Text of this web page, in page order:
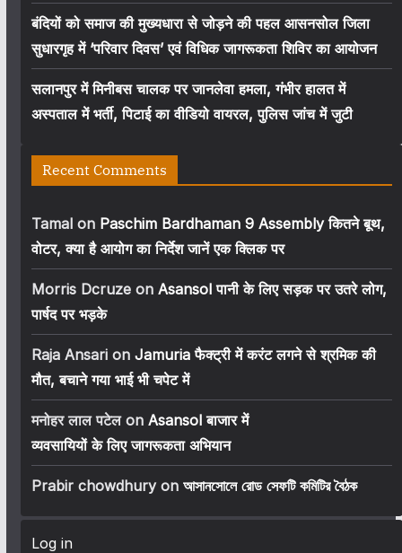
बंदियों को समाज की मुख्यधारा से जोड़ने की पहल आसनसोल जिला
सुधारगृह में ‘परिवार दिवस’ एवं विधिक जागरूकता शिविर का आयोजन
सलानपुर में मिनीबस चालक पर जानलेवा हमला, गंभीर हालत में
अस्पताल में भर्ती, पिटाई का वीडियो वायरल, पुलिस जांच में जुटी
Recent Comments
Tamalon Paschim Bardhaman 9 Assembly कितने बूथ,
वोटर, क्या है आयोग का निर्देश जानें एक क्लिक पर
Morris Dcruzeon Asansol पानी के लिए सड़क पर उतरे लोग,
पार्षद पर भड़के
Raja Ansarion Jamuria फैक्ट्री में करंट लगने से श्रमिक की
मौत, बचाने गया भाई भी चपेट में
मनोहर लाल पटेलon Asansol बाजार में
व्यवसायियों के लिए जागरूकता अभियान
Prabir chowdhuryon আসানসোলে রোড সেফটি কমিটির বৈঠক
Log in